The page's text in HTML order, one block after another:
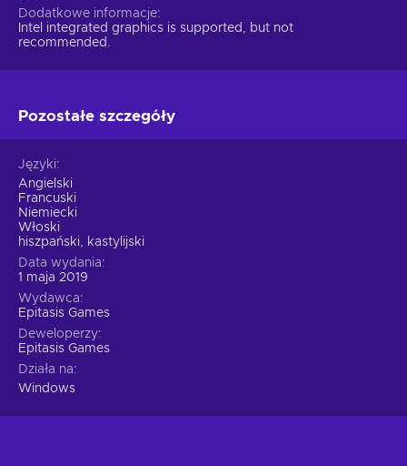
Dodatkowe informacje
Intel integrated graphics is supported, but not
recommended.
Pozostałe szczegóły
Języki
Angielski
Francuski
Niemiecki
Włoski
hiszpański, kastylijski
Data wydania
1 maja 2019
Wydawca
Epitasis Games
Deweloperzy
Epitasis Games
Działa na
Windows